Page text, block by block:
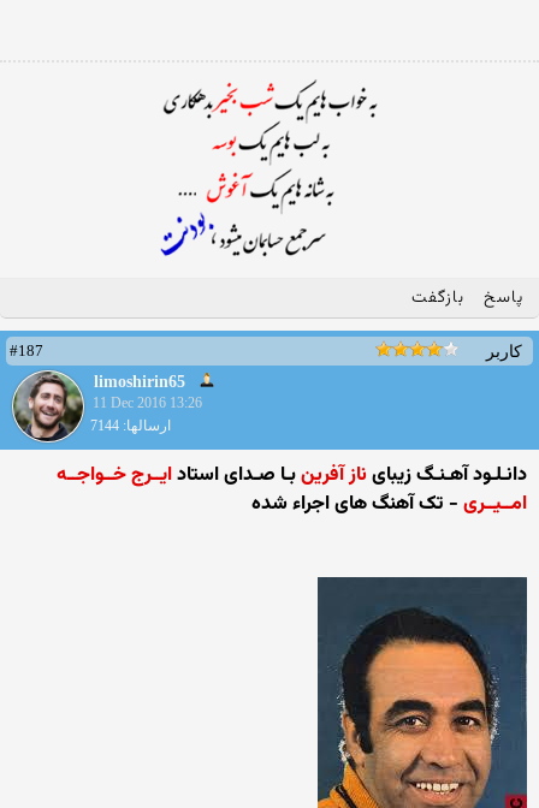
پاسخ بازگفت
کاربر
#187
limoshirin65
11 Dec 2016 13:26
ارسالها: 7144
دانـلـود آهـنـگ زیبایناز آفرینبـا صـدای استادایــرج خــواجــه
امــیــری - تک آهنگ های اجراء شده